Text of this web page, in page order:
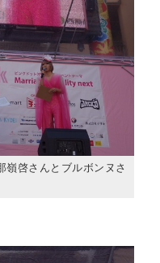
嶺啓さんとブルボンヌさ